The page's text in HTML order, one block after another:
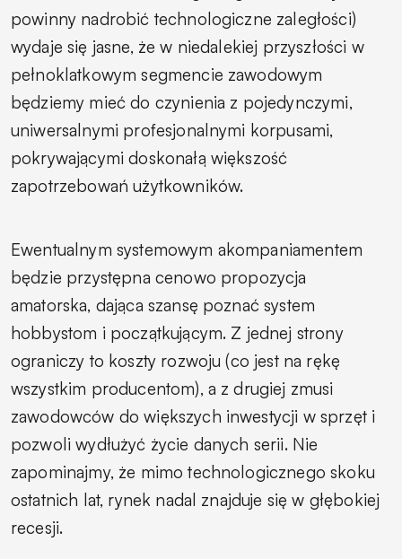
powinny nadrobić technologiczne zaległości)
wydaje się jasne, że w niedalekiej przyszłości w
pełnoklatkowym segmencie zawodowym
będziemy mieć do czynienia z pojedynczymi,
uniwersalnymi profesjonalnymi korpusami,
pokrywającymi doskonałą większość
zapotrzebowań użytkowników.
Ewentualnym systemowym akompaniamentem
będzie przystępna cenowo propozycja
amatorska, dająca szansę poznać system
hobbystom i początkującym. Z jednej strony
ograniczy to koszty rozwoju (co jest na rękę
wszystkim producentom), a z drugiej zmusi
zawodowców do większych inwestycji w sprzęt i
pozwoli wydłużyć życie danych serii. Nie
zapominajmy, że mimo technologicznego skoku
ostatnich lat, rynek nadal znajduje się w głębokiej
recesji.